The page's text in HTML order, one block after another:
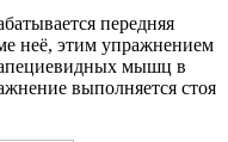
передняя
неё, этим упражнением
мышц в
выполняется стоя